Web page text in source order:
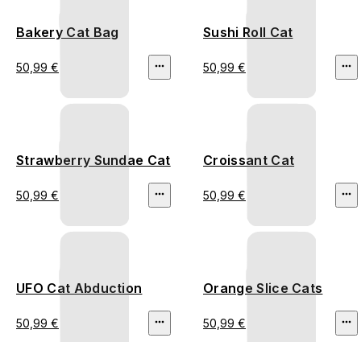
Bakery Cat Bag
50,99 €
Sushi Roll Cat
50,99 €
Strawberry Sundae Cat
50,99 €
Croissant Cat
50,99 €
UFO Cat Abduction
50,99 €
Orange Slice Cats
50,99 €